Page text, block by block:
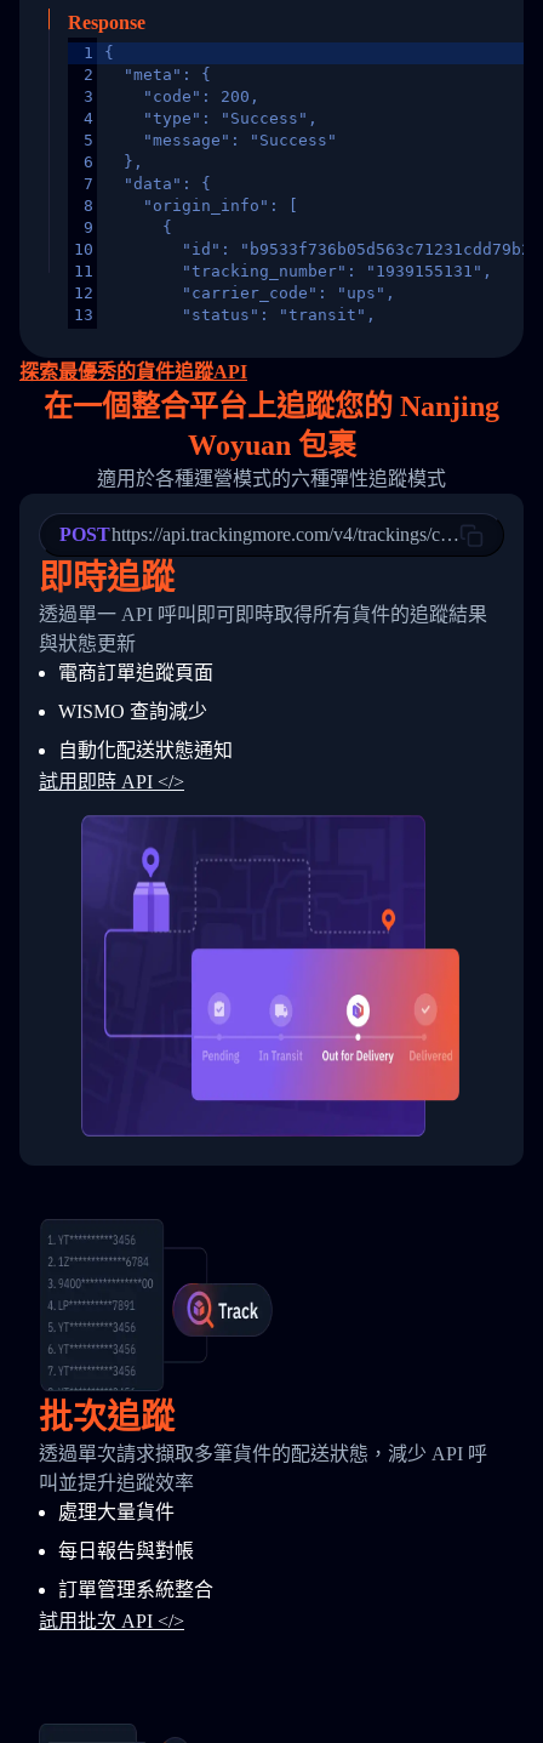
Response
1
2
3
4
5
6
7
8
9
10
11
12
13
15
16
17
22
23
24
25
27
28
29
30
31
33
34
{
  "meta": {
    "code": 200,
    "type": "Success",
    "message": "Success"
  },
  "data": {
    "origin_info": [
      {
"id":
        "tracking_number": "1939155131",
        "carrier_code": "ups",
        "status": "transit",
"destination_country": "United
        "itemTimeLength": 2,
        "weblink": "",
        "phone": null,
        "trackinfo": [
          {
            "Date": "2017-03-08 04: 22: 00",
"StatusDescription": "Departed
"Details": "Departed Facility
          },
          {
            "Date": "2017-03-06 15:28:00",
"StatusDescription": "Shipment
"Details": "BEIJING-
          }
        ]
      }
  }
}
探索最優秀的貨件追蹤API
在一個整合平台上追蹤您的 Nanjing
Woyuan 包裹
適用於各種運營模式的六種彈性追蹤模式
POSThttps://api.trackingmore.com/v4/trackings/create
即時追蹤
透過單一 API 呼叫即可即時取得所有貨件的追蹤結果
與狀態更新
電商訂單追蹤頁面
WISMO 查詢減少
自動化配送狀態通知
試用即時 API </>
批次追蹤
透過單次請求擷取多筆貨件的配送狀態，減少 API 呼
叫並提升追蹤效率
處理大量貨件
每日報告與對帳
訂單管理系統整合
試用批次 API </>